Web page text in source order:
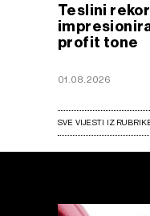
Teslini
profit tone
01.08.2026
SVE VIJESTI IZ